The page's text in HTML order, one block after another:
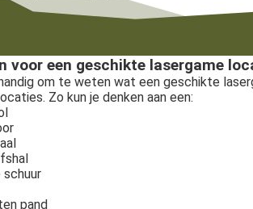
voor een geschikte lasergame
om te weten wat een geschikte
Zo kun je denken aan een:
schuur
pand